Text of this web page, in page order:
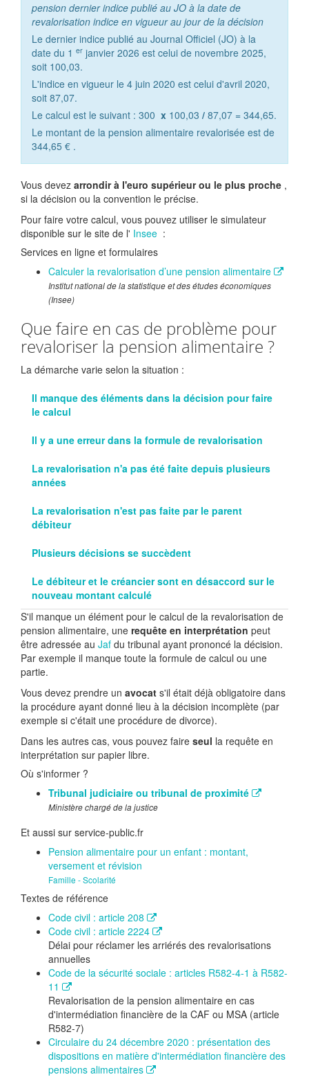
pension dernier indice publié au JO à la date de
revalorisation indice en vigueur au jour de la décision
Le dernier indice publié au Journal Officiel (JO) à la
date du 1 er janvier 2026 est celui de novembre 2025,
soit 100,03.
L'indice en vigueur le 4 juin 2020 est celui d'avril 2020,
soit 87,07.
Le calcul est le suivant : 300 x 100,03 / 87,07 = 344,65.
Le montant de la pension alimentaire revalorisée est de
344,65 € .
Vous devez arrondir à l'euro supérieur ou le plus proche ,
si la décision ou la convention le précise.
Pour faire votre calcul, vous pouvez utiliser le simulateur
disponible sur le site de l' Insee :
Services en ligne et formulaires
Calculer la revalorisation d’une pension alimentaire
Institut national de la statistique et des études économiques
(Insee)
Que faire en cas de problème pour
revaloriser la pension alimentaire ?
La démarche varie selon la situation :
Il manque des éléments dans la décision pour faire
le calcul
Il y a une erreur dans la formule de revalorisation
La revalorisation n'a pas été faite depuis plusieurs
années
La revalorisation n'est pas faite par le parent
débiteur
Plusieurs décisions se succèdent
Le débiteur et le créancier sont en désaccord sur le
nouveau montant calculé
S'il manque un élément pour le calcul de la revalorisation de
pension alimentaire, une requête en interprétation peut
être adressée au Jaf du tribunal ayant prononcé la décision.
Par exemple il manque toute la formule de calcul ou une
partie.
Vous devez prendre un avocat s'il était déjà obligatoire dans
la procédure ayant donné lieu à la décision incomplète (par
exemple si c'était une procédure de divorce).
Dans les autres cas, vous pouvez faire seul la requête en
interprétation sur papier libre.
Où s'informer ?
Tribunal judiciaire ou tribunal de proximité
Ministère chargé de la justice
Et aussi sur service-public.fr
Pension alimentaire pour un enfant : montant,
versement et révision
Famille - Scolarité
Textes de référence
Code civil : article 208
Code civil : article 2224
Délai pour réclamer les arriérés des revalorisations
annuelles
Code de la sécurité sociale : articles R582-4-1 à R582-
11
Revalorisation de la pension alimentaire en cas
d'intermédiation financière de la CAF ou MSA (article
R582-7)
Circulaire du 24 décembre 2020 : présentation des
dispositions en matière d'intermédiation financière des
pensions alimentaires